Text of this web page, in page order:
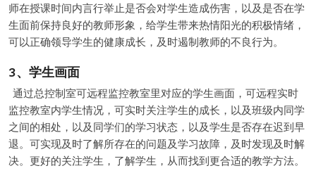
师在授课时间内言行举止是否会对学生造成伤害，以及是否在学
生面前保持良好的教师形象，给学生带来热情阳光的积极情绪，
可以正确领导学生的健康成长，及时遏制教师的不良行为。
3、学生画面
通过总控制室可远程监控教室里对应的学生画面，可远程实时
监控教室内学生情况，可实时关注学生的成长，以及班级内同学
之间的相处，以及同学们的学习状态，以及学生是否存在迟到早
退。可实现及时了解所存在的问题及学习故障，及时发现及时解
决。更好的关注学生，了解学生，从而找到更合适的教学方法。